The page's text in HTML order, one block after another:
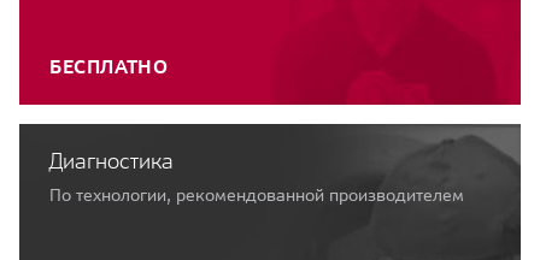
БЕСПЛАТНО
Диагностика
По технологии, рекомендованной производителем